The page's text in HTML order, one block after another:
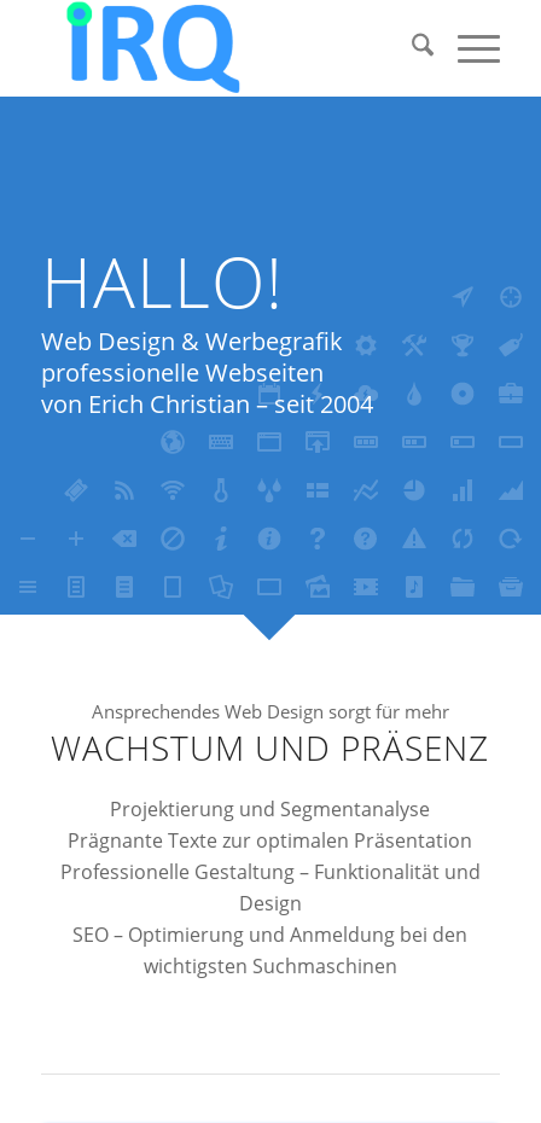
HALLO!
Web Design & Werbegrafik
professionelle Webseiten
von Erich Christian – seit 2004
Ansprechendes Web Design sorgt für mehr
WACHSTUM UND PRÄSENZ
Projektierung und Segmentanalyse
Prägnante Texte zur optimalen Präsentation
Professionelle Gestaltung – Funktionalität und
Design
SEO – Optimierung und Anmeldung bei den
wichtigsten Suchmaschinen